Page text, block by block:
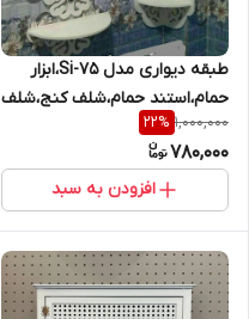
طبقه دیواری مدل Si-75،ابزار
حمام،استند حمام،شلف کنج،شلف
حمام،شلف سه طبقه،حمام
1,000,000
22%
780,000
افزودن به سبد